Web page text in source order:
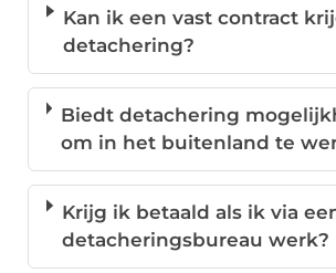
Kan ik een vast contract
detachering?
Biedt detachering
om in het buitenland te
Krijg ik betaald als ik via
detacheringsbureau werk?